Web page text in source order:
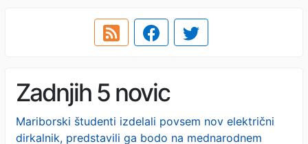
Zadnjih 5 novic
Mariborski študenti izdelali povsem nov električni
dirkalnik, predstavili ga bodo na mednarodnem